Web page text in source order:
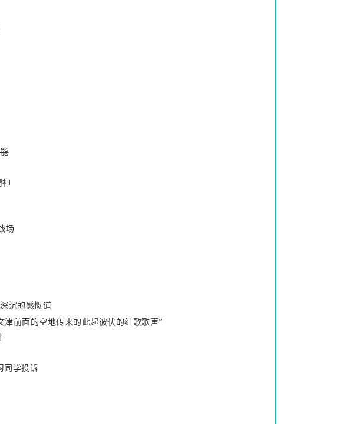
神
场
沉的感慨道
津前面的空地传来的此起彼伏的红歌歌声”
同学投诉